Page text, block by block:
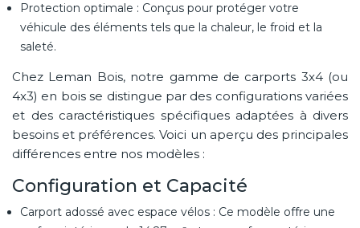
Protection optimale : Conçus pour protéger votre
véhicule des éléments tels que la chaleur, le froid et la
saleté.
Chez Leman Bois, notre gamme de carports 3x4 (ou
4x3) en bois se distingue par des configurations variées
et des caractéristiques spécifiques adaptées à divers
besoins et préférences. Voici un aperçu des principales
différences entre nos modèles :
Configuration et Capacité
Carport adossé avec espace vélos : Ce modèle offre une